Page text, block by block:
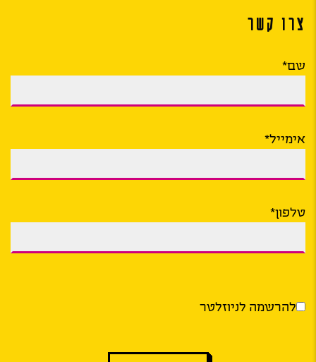
צרו קשר
שם*
אימייל*
טלפון*
להרשמה לניוזלטר